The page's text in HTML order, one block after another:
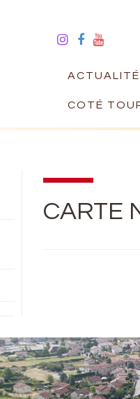
COTÉ
CARTE